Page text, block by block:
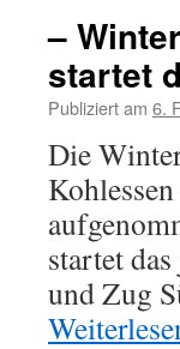
–
startet
Publiziert am 6.
Die
startet
und Zug